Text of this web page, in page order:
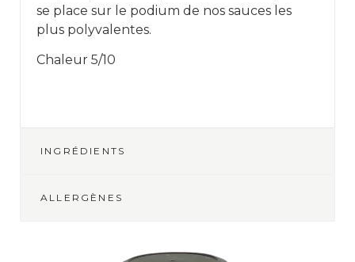
se place sur le podium de nos sauces les
plus polyvalentes.
Chaleur 5/10
INGRÉDIENTS
ALLERGÈNES